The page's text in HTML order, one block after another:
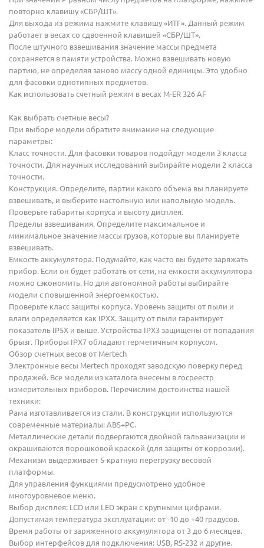
повторно клавишу «СБР/ШТ».
Для выхода из режима нажмите клавишу «ИТГ». Данный режим
работает в весах со сдвоенной клавишей «СБР/ШТ».
После штучного взвешивания значение массы предмета
сохраняется в памяти устройства. Можно взвешивать новую
партию, не определяя заново массу одной единицы. Это удобно
для фасовки однотипных предметов.
Как использовать счетный режим в весах M-ER 326 AF
Как выбрать счетные весы?
При выборе модели обратите внимание на следующие
параметры:
Класс точности. Для фасовки товаров подойдут модели 3 класса
точности. Для научных исследований выбирайте модели 2 класса
точности.
Конструкция. Определите, партии какого объема вы планируете
взвешивать, и выберите настольную или напольную модель.
Проверьте габариты корпуса и высоту дисплея.
Пределы взвешивания. Определите максимальное и
минимальное значение массы грузов, которые вы планируете
взвешивать.
Емкость аккумулятора. Подумайте, как часто вы будете заряжать
прибор. Если он будет работать от сети, на емкости аккумулятора
можно сэкономить. Но для автономной работы выбирайте
модели с повышенной энергоемкостью.
Проверьте класс защиты корпуса. Уровень защиты от пыли и
влаги определяется как IPХХ. Защиту от пыли гарантирует
показатель IP5X и выше. Устройства IPX3 защищены от попадания
брызг. Приборы IPX7 обладают герметичным корпусом.
Обзор счетных весов от Mertech
Электронные весы Mertech проходят заводскую поверку перед
продажей. Все модели из каталога внесены в госреестр
измерительных приборов. Перечислим достоинства нашей
техники:
Рама изготавливается из стали. В конструкции используются
современные материалы: ABS+PC.
Металлические детали подвергаются двойной гальванизации и
окрашиваются порошковой краской (для защиты от коррозии).
Механизм выдерживает 5-кратную перегрузку весовой
платформы.
Для управления функциями предусмотрено удобное
многоуровневое меню.
Выбор дисплея: LCD или LED экран с крупными цифрами.
Допустимая температура эксплуатации: от -10 до +40 градусов.
Время работы от заряженного аккумулятора от 3 до 6 месяцев.
Выбор интерфейсов для подключения: USB, RS-232 и другие.